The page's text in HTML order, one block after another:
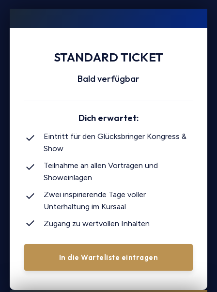
STANDARDTICKET
Bald verfügbar
Dich erwartet:
Eintritt für den Glücksbringer Kongress &
Show
Teilnahme an allen Vorträgen und
Showeinlagen
Zwei inspirierende Tage voller
Unterhaltung im Kursaal
Zugang zu wertvollen Inhalten
In die Warteliste eintragen